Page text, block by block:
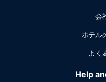
会
ホテル
よく
Help